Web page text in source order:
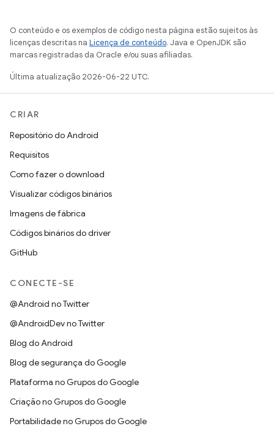
O conteúdo e os exemplos de código nesta página estão sujeitos às
licenças descritas na Licença de conteúdo. Java e OpenJDK são
marcas registradas da Oracle e/ou suas afiliadas.
Última atualização 2026-06-22 UTC.
CRIAR
Repositório do Android
Requisitos
Como fazer o download
Visualizar códigos binários
Imagens de fábrica
Códigos binários do driver
GitHub
CONECTE-SE
@Android no Twitter
@AndroidDev no Twitter
Blog do Android
Blog de segurança do Google
Plataforma no Grupos do Google
Criação no Grupos do Google
Portabilidade no Grupos do Google